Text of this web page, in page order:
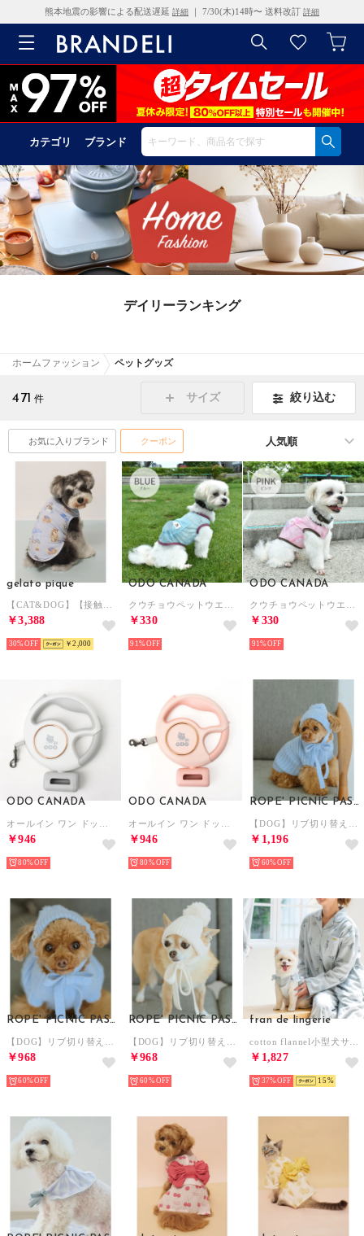
熊本地震の影響による配送遅延 詳細 ｜ 7/30(木)14時〜 送料改訂 詳細
カテゴリ ブランド
デイリーランキング
ホームファッション ペットグッズ
471 件 サイズ 絞り込む
お気に入りブランド クーポン
gelato pique
￥3,388
30% ￥2,000
ODO CANADA
￥330
91%
ODO CANADA
￥330
91%
ODO CANADA
￥946
80%
ODO CANADA
￥946
80%
ROPE' PICNIC PASSAGE
￥1,196
60%
ROPE' PICNIC PASSAGE
￥968
60%
ROPE' PICNIC PASSAGE
￥968
60%
fran de lingerie
￥1,827
37% 15